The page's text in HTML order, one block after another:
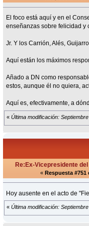
El foco está aquí y en el
enseñanzas sobre felicidad y
Jr. Y los Carrión, Alés,
Aquí están los máximos
Añado a DN como
estos, aunque él no quiera,
Aquí es, efectivamente, a
« Última modificación:
Re:Ex-Vicepresidente
« Respuesta #751
Hoy ausente en el acto de
« Última modificación: